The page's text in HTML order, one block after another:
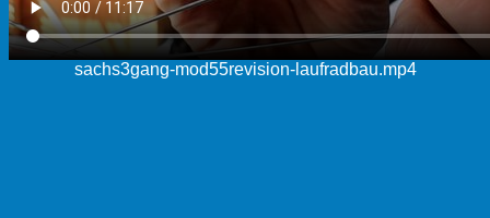
sachs3gang-mod55revision-laufradbau.mp4